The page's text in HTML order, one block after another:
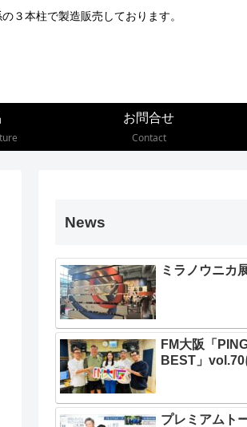
３本柱で製造販売しております。
お問合せ
Contact
News
ミラノウニカ
FM大阪「
BEST」
プレミアムト